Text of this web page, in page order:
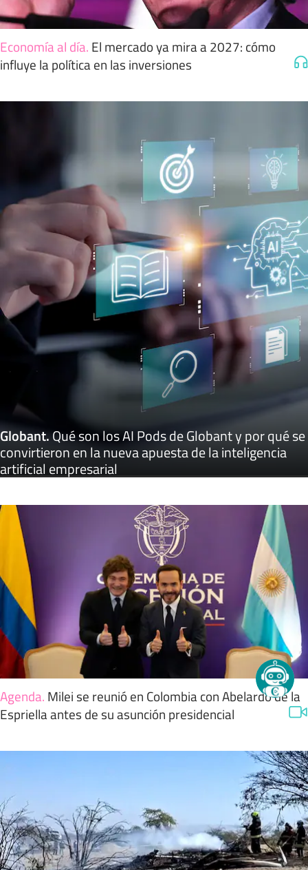
Economía al día. El mercado ya mira a 2027: cómo
influye la política en las inversiones
Globant.Qué son los AI Pods de Globant y por qué se
convirtieron en la nueva apuesta de la inteligencia
artificial empresarial
Agenda. Milei se reunió en Colombia con Abelardo de la
Espriella antes de su asunción presidencial